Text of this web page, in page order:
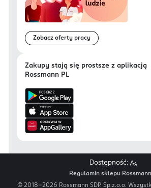
Zobacz oferty pracy
Zakupy stają się prostsze z aplikacją
Rossmann PL
Dostępność:
Regulamin sklepu
© 2018-2026 Rossmann SDP. Sp.z.o.o.